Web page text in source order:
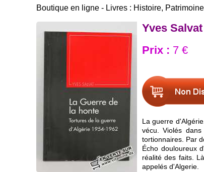
Boutique en ligne - Livres : Histoire,
Yves
Prix : 7 €
La guerre
vécu. Violés
tortionnaires. Par
Écho douloureux
réalité des faits.
appelés d'Algerie.